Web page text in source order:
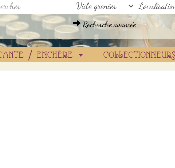
Recherche avancée
/ ENCHÈRE